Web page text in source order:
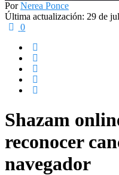
PorNerea Ponce
Última actualización: 29 de
0
Shazam
reconocer
navegador